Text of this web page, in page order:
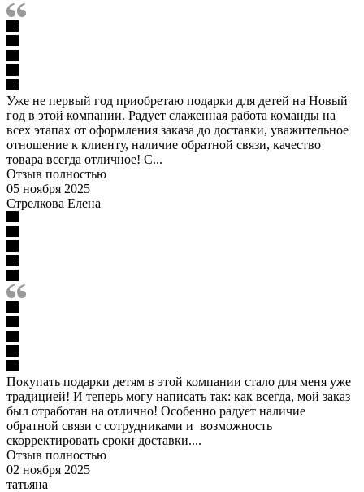
Уже не первый год приобретаю подарки для детей на Новый
год в этой компании. Радует слаженная работа команды на
всех этапах от оформления заказа до доставки, уважительное
отношение к клиенту, наличие обратной связи, качество
товара всегда отличное! С...
Отзыв полностью
05 ноября 2025
Стрелкова Елена
Покупать подарки детям в этой компании стало для меня уже
традицией! И теперь могу написать так: как всегда, мой заказ
был отработан на отлично! Особенно радует наличие
обратной связи с сотрудниками и возможность
скорректировать сроки доставки....
Отзыв полностью
02 ноября 2025
татьяна